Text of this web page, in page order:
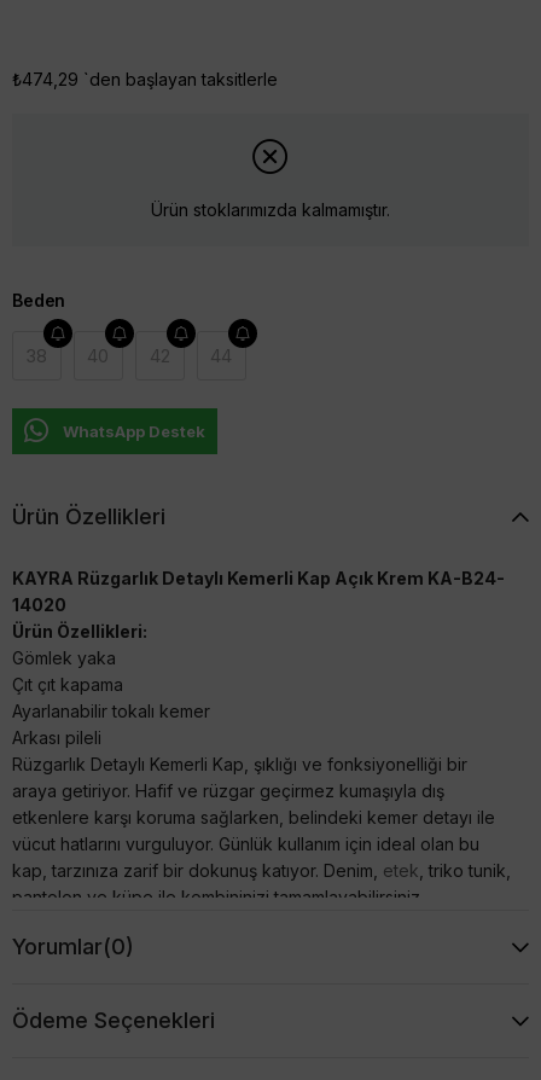
₺474,29 `den başlayan taksitlerle
Ürün stoklarımızda kalmamıştır.
Beden
38 40 42 44
WhatsApp Destek
Ürün Özellikleri
KAYRA Rüzgarlık Detaylı Kemerli Kap Açık Krem KA-B24-
14020
Ürün Özellikleri:
Gömlek yaka
Çıt çıt kapama
Ayarlanabilir tokalı kemer
Arkası pileli
Rüzgarlık Detaylı Kemerli Kap, şıklığı ve fonksiyonelliği bir
araya getiriyor. Hafif ve rüzgar geçirmez kumaşıyla dış
etkenlere karşı koruma sağlarken, belindeki kemer detayı ile
vücut hatlarını vurguluyor. Günlük kullanım için ideal olan bu
kap, tarzınıza zarif bir dokunuş katıyor. Denim, etek , triko tunik,
pantolon ve küpe ile kombininizi tamamlayabilirsiniz.
BEDEN
BOY
Yorumlar(0)
Ödeme Seçenekleri